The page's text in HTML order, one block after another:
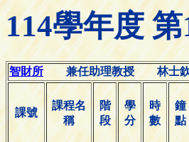
114學年度
智財所兼任助理教授 林士
課號
課程名
稱
階
段
學
分
時
數
鐘
點